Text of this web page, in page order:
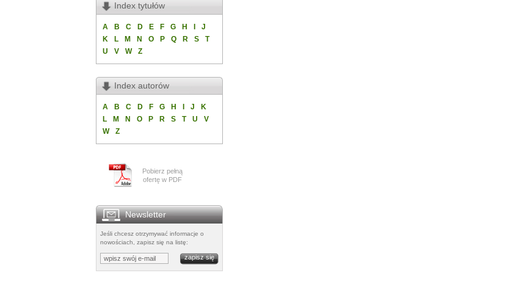
Index tytułów
A B C D E F G H
J
K
L M N O P Q R S
T
U
V W Z
Index autorów
A B C D F G H J
K
L
M N O P R S T U
V
W
Z
Pobierz pełną
ofertę w PDF
Newsletter
Jeśli chcesz otrzymywać informacje o
nowościach, zapisz się na listę: